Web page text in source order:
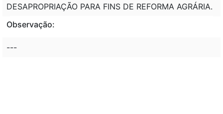
DESAPROPRIAÇÃO PARA FINS DE REFORMA AGRÁRIA.
Observação:
---